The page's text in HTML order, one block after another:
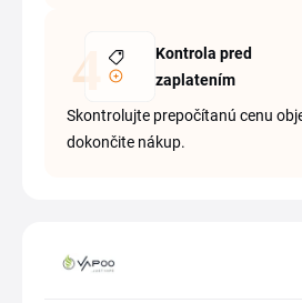
Kontrola pred
zaplatením
Skontrolujte prepočítanú cenu
dokončite nákup.